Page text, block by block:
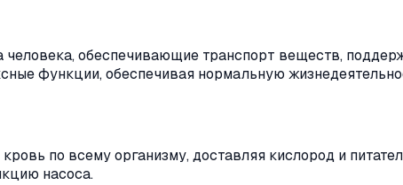
обеспечивающие транспорт веществ,
функции, обеспечивая нормальную
по всему организму, доставляя кислород и
насоса.